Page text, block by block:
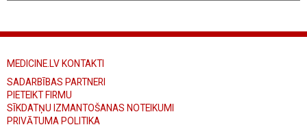
MEDICINE.LV KONTAKTI
SADARBĪBAS PARTNERI
PIETEIKT FIRMU
SĪKDATŅU IZMANTOŠANAS NOTEIKUMI
PRIVĀTUMA POLITIKA